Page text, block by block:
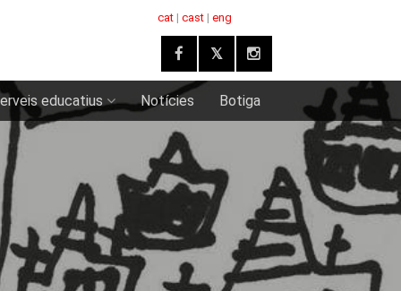
cat |cast |eng
educatius Notícies Botiga